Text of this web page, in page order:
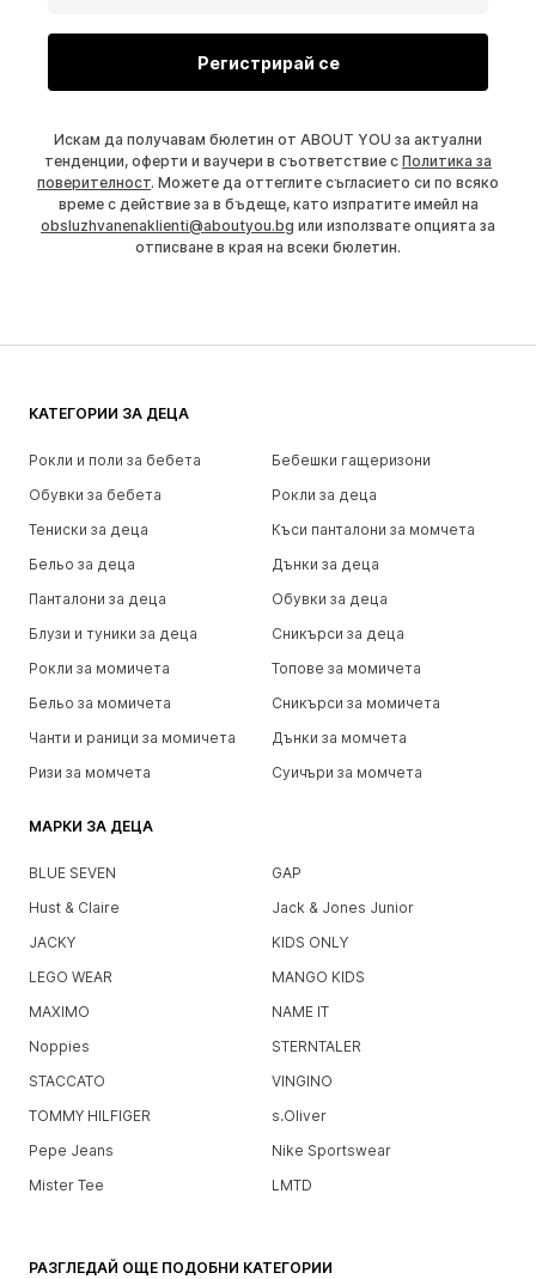
Регистрирай се
Искам да получавам бюлетин от ABOUT YOU за актуални
тенденции, оферти и ваучери в съответствие с Политика за
поверителност. Можете да оттеглите съгласието си по всяко
време с действие за в бъдеще, като изпратите имейл на
obsluzhvanenaklienti@aboutyou.bg или използвате опцията за
отписване в края на всеки бюлетин.
КАТЕГОРИИ ЗА ДЕЦА
Рокли и поли за бебета
Бебешки гащеризони
Обувки за бебета
Рокли за деца
Тениски за деца
Къси панталони за момчета
Бельо за деца
Дънки за деца
Панталони за деца
Обувки за деца
Блузи и туники за деца
Сникърси за деца
Рокли за момичета
Топове за момичета
Бельо за момичета
Сникърси за момичета
Чанти и раници за момичета
Дънки за момчета
Ризи за момчета
Суичъри за момчета
МАРКИ ЗА ДЕЦА
BLUE SEVEN
GAP
Hust & Claire
Jack & Jones Junior
JACKY
KIDS ONLY
LEGO WEAR
MANGO KIDS
MAXIMO
NAME IT
Noppies
STERNTALER
STACCATO
VINGINO
TOMMY HILFIGER
s.Oliver
Pepe Jeans
Nike Sportswear
Mister Tee
LMTD
РАЗГЛЕДАЙ ОЩЕ ПОДОБНИ КАТЕГОРИИ